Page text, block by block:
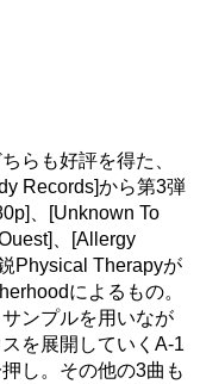
らも好評を得た、
Records]から第3弾
、[Unknown To
、[Allergy
Physical Therapyが
によるもの。
ンプルを用いなが
を展開していくA-1
し。その他の3曲も